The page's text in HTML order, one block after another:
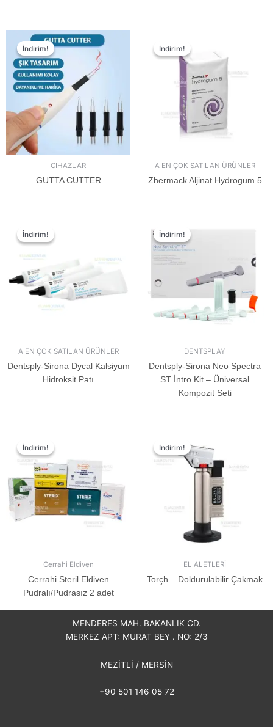
İndirim!
İndirim!
CIHAZLAR
GUTTA CUTTER
İndirim!
İndirim!
A EN ÇOK SATILAN ÜRÜNLER
Zhermack Aljinat Hydrogum 5
İndirim!
İndirim!
A EN ÇOK SATILAN ÜRÜNLER
Dentsply-Sirona Dycal Kalsiyum
Hidroksit Patı
İndirim!
İndirim!
DENTSPLAY
Dentsply-Sirona Neo Spectra
ST İntro Kit – Üniversal
Kompozit Seti
İndirim!
İndirim!
Cerrahi Eldiven
Cerrahi Steril Eldiven
Pudralı/Pudrasız 2 adet
İndirim!
İndirim!
EL ALETLERİ
Torçh – Doldurulabilir Çakmak
MENDERES MAH. BAKANLIK CD.
MERKEZ APT: MURAT BEY . NO: 2/3
MEZİTLİ / MERSİN
+90 501 146 05 72